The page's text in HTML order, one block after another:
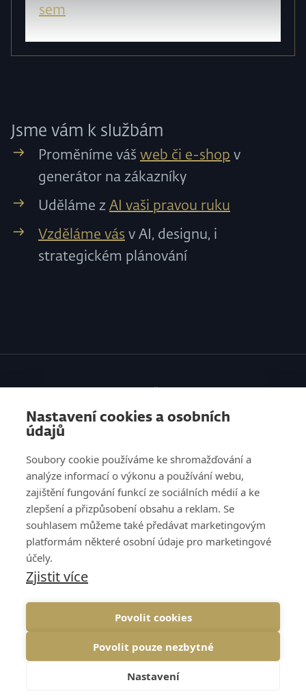
Nastavení cookies a osobních
údajů
Soubory cookie používáme ke shromažďování a
analýze informací o výkonu a používání webu,
zajištění fungování funkcí ze sociálních médií a ke
zlepšení a přizpůsobení obsahu a reklam. Se
souhlasem můžeme také předávat marketingovým
platformám některé osobní údaje pro marketingové
účely.
Zjistit více
Povolit cookies
Povolit pouze nezbytné
Nastavení
sem .
Jsme vám k službám
Proměníme váš web či e-shop v
generátor na zákazníky
Uděláme z AI vaši pravou ruku
Vzděláme vás v AI, designu, i
strategickém plánování
VZDĚLÁVÁNÍ
O NÁS
REFERENCE
KARIÉRA
COOKIES GDPR NAHORU↑